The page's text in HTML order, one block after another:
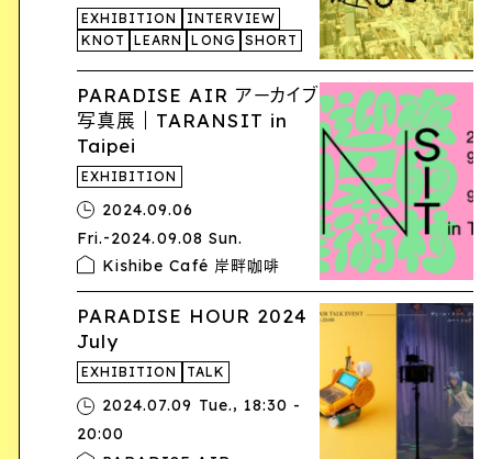
EXHIBITION
INTERVIEW
KNOT
LEARN LONG SHORT
PARADISE AIR アーカイブ
写真展｜TARANSIT in
Taipei
EXHIBITION
2024.09.06
Fri.-2024.09.08 Sun.
Kishibe Café 岸畔咖啡
PARADISE HOUR 2024
July
EXHIBITION TALK
2024.07.09 Tue., 18:30 -
20:00